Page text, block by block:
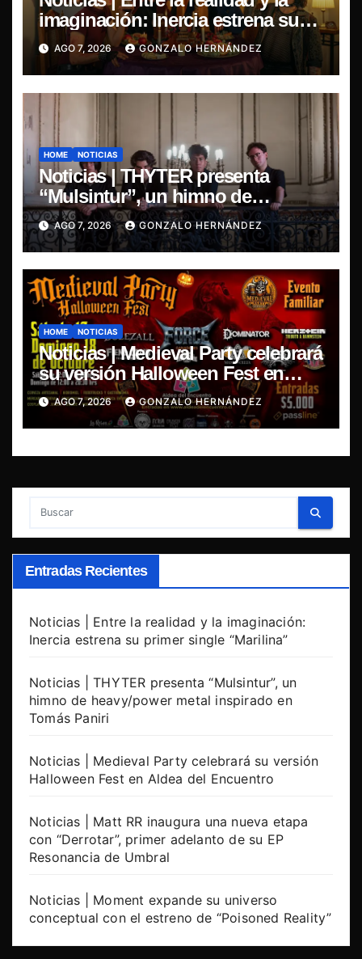
imaginación: Inercia estrena su
primer single “Marilina”
AGO 7, 2026 GONZALO HERNÁNDEZ
HOME NOTICIAS
Noticias | THYTER presenta
“Mulsintur”, un himno de
heavy/power metal inspirado en
Tomás Paniri
AGO 7, 2026 GONZALO HERNÁNDEZ
HOME NOTICIAS
Noticias | Medieval Party celebrará
su versión Halloween Fest en
Aldea del Encuentro
AGO 7, 2026 GONZALO HERNÁNDEZ
Entradas Recientes
Noticias | Entre la realidad y la imaginación:
Inercia estrena su primer single “Marilina”
Noticias | THYTER presenta “Mulsintur”, un
himno de heavy/power metal inspirado en
Tomás Paniri
Noticias | Medieval Party celebrará su versión
Halloween Fest en Aldea del Encuentro
Noticias | Matt RR inaugura una nueva etapa
con “Derrotar”, primer adelanto de su EP
Resonancia de Umbral
Noticias | Moment expande su universo
conceptual con el estreno de “Poisoned Reality”